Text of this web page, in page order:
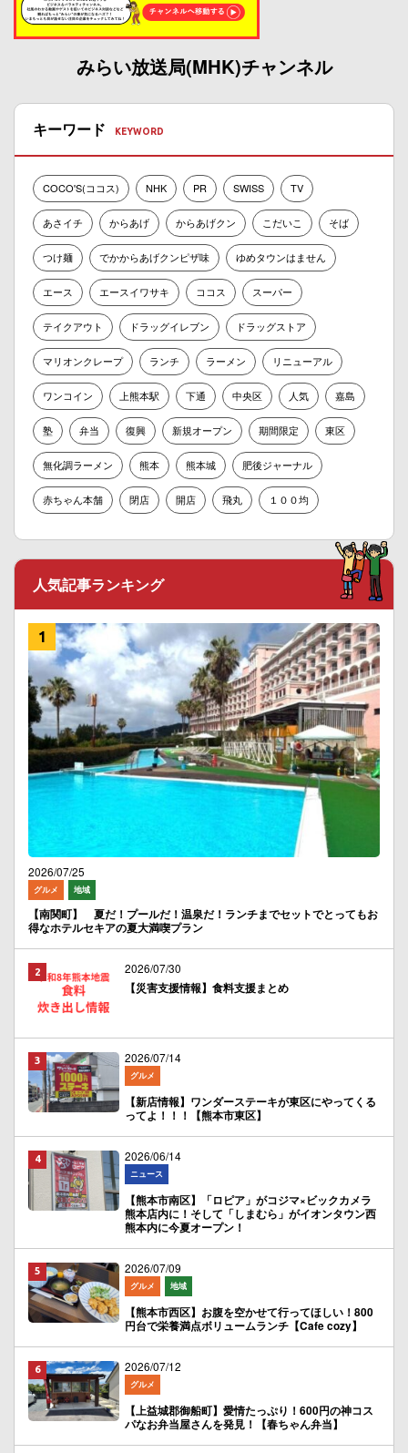
みらい放送局(MHK)チャンネル
キーワード
COCO'S(ココス) NHK PR SWISS TV
あさイチ からあげ からあげクン こだいこ そば
つけ麺 でかからあげクンピザ味 ゆめタウンはません
エース エースイワサキ ココス スーパー
テイクアウト ドラッグイレブン ドラッグストア
マリオンクレープ ランチ ラーメン リニューアル
ワンコイン 上熊本駅 下通 中央区 人気 嘉島
塾 弁当 復興 新規オープン 期間限定 東区
無化調ラーメン 熊本 熊本城 肥後ジャーナル
赤ちゃん本舗 閉店 開店 飛丸 １００均
人気記事ランキング
2026/07/25
グルメ 地域
【南関町】 夏だ！プールだ！温泉だ！ランチまでセットでとってもお
得なホテルセキアの夏大満喫プラン
2026/07/30
【災害支援情報】食料支援まとめ
2026/07/14
グルメ
【新店情報】ワンダーステーキが東区にやってくる
ってよ！！！【熊本市東区】
2026/06/14
ニュース
【熊本市南区】「ロピア」がコジマ×ビックカメラ
熊本店内に！そして「しまむら」がイオンタウン西
熊本内に今夏オープン！
2026/07/09
グルメ 地域
【熊本市西区】お腹を空かせて行ってほしい！800
円台で栄養満点ボリュームランチ【Cafe cozy】
2026/07/12
グルメ
【上益城郡御船町】愛情たっぷり！600円の神コス
パなお弁当屋さんを発見！【春ちゃん弁当】